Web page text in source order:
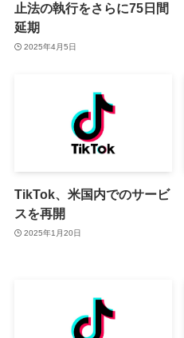
止法の執行をさらに75日間
延期
2025年4月5日
TikTok、米国内でのサービ
スを再開
2025年1月20日